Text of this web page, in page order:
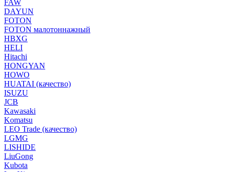
FAW
DAYUN
FOTON
FOTON малотоннажный
HBXG
HELI
Hitachi
HONGYAN
HOWO
HUATAI (качество)
ISUZU
JCB
Kawasaki
Komatsu
LEO Trade (качество)
LGMG
LISHIDE
LiuGong
Kubota